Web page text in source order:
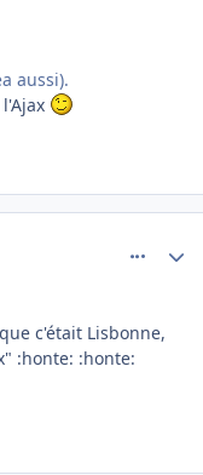
aussi).
c'était Lisbonne,
:honte: :honte: